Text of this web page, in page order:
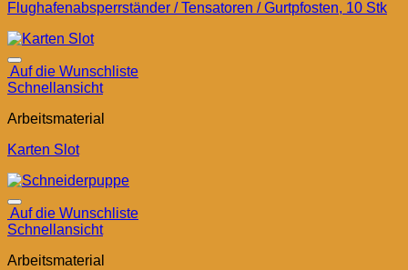
Flughafenabsperrständer / Tensatoren / Gurtpfosten, 10 Stk
Auf die Wunschliste
Schnellansicht
Arbeitsmaterial
Karten Slot
Auf die Wunschliste
Schnellansicht
Arbeitsmaterial